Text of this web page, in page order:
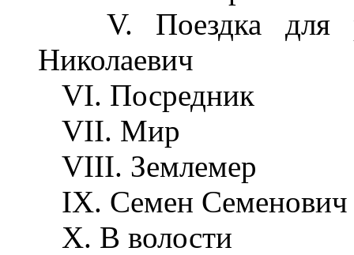
V. Поездка для
Николаевич
VI. Посредник
VII. Мир
VIII. Землемер
IX. Семен Семенович
X. В волости